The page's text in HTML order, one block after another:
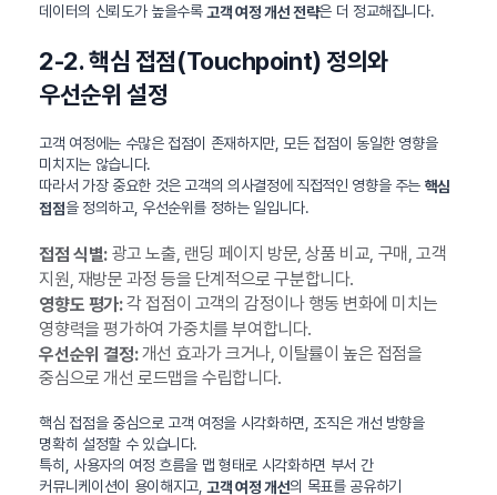
데이터의 신뢰도가 높을수록고객 여정 개선 전략은 더 정교해집니다.
2-2. 핵심 접점(Touchpoint) 정의와
우선순위 설정
고객 여정에는 수많은 접점이 존재하지만, 모든 접점이 동일한 영향을
미치지는 않습니다.
따라서 가장 중요한 것은 고객의 의사결정에 직접적인 영향을 주는 핵심
접점을 정의하고, 우선순위를 정하는 일입니다.
접점 식별:광고 노출, 랜딩 페이지 방문, 상품 비교, 구매, 고객
지원, 재방문 과정 등을 단계적으로 구분합니다.
영향도 평가:각 접점이 고객의 감정이나 행동 변화에 미치는
영향력을 평가하여 가중치를 부여합니다.
우선순위 결정:개선 효과가 크거나, 이탈률이 높은 접점을
중심으로 개선 로드맵을 수립합니다.
핵심 접점을 중심으로 고객 여정을 시각화하면, 조직은 개선 방향을
명확히 설정할 수 있습니다.
특히, 사용자의 여정 흐름을 맵 형태로 시각화하면 부서 간
커뮤니케이션이 용이해지고,고객 여정 개선의 목표를 공유하기